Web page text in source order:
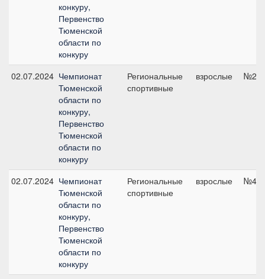
конкуру,
Первенство
Тюменской
области по
конкуру
02.07.2024 Чемпионат
Тюменской
области по
конкуру,
Первенство
Тюменской
области по
конкуру
Региональные
спортивные
взрослые №2,
02.07.2024 Чемпионат
Тюменской
области по
конкуру,
Первенство
Тюменской
области по
конкуру
Региональные
спортивные
взрослые №4,